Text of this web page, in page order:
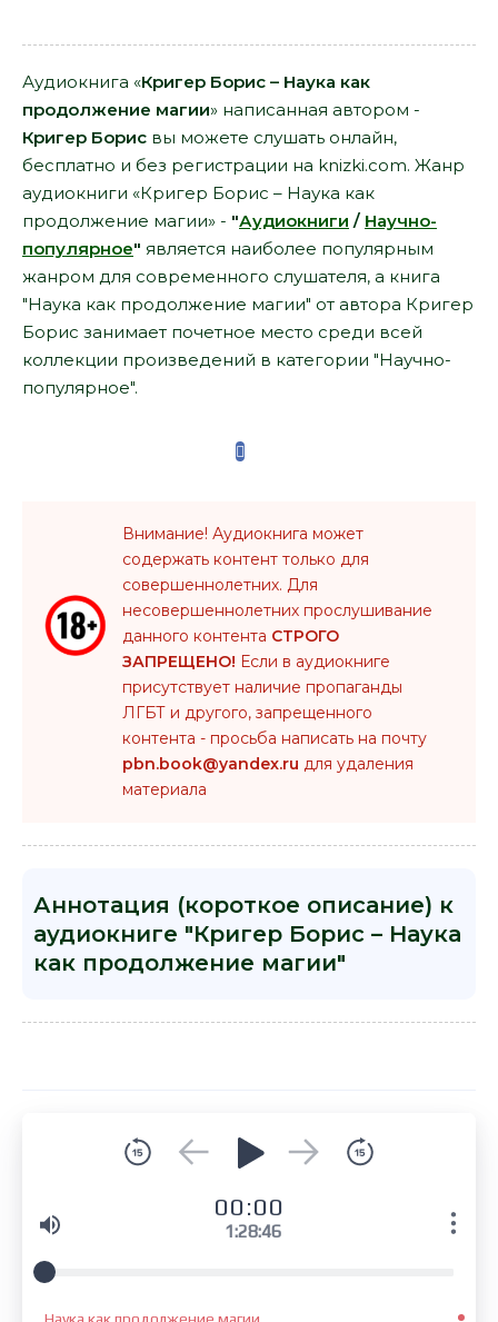
Аудиокнига «Кригер Борис – Наука как
продолжение магии» написанная автором -
Кригер Борис вы можете слушать онлайн,
бесплатно и без регистрации на knizki.com. Жанр
аудиокниги «Кригер Борис – Наука как
продолжение магии» - "Аудиокниги / Научно-
популярное" является наиболее популярным
жанром для современного слушателя, а книга
"Наука как продолжение магии" от автора Кригер
Борис занимает почетное место среди всей
коллекции произведений в категории "Научно-
популярное".
Внимание! Аудиокнига может
содержать контент только для
совершеннолетних. Для
несовершеннолетних прослушивание
данного контента СТРОГО
ЗАПРЕЩЕНО! Если в аудиокниге
присутствует наличие пропаганды
ЛГБТ и другого, запрещенного
контента - просьба написать на почту
pbn.book@yandex.ru для удаления
материала
Аннотация (короткое описание) к
аудиокниге "Кригер Борис – Наука
как продолжение магии"
00:00
1:28:46